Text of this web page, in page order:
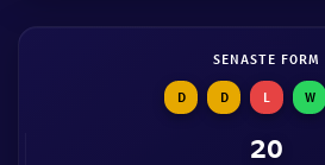
SENASTE FORM
D D L W
20